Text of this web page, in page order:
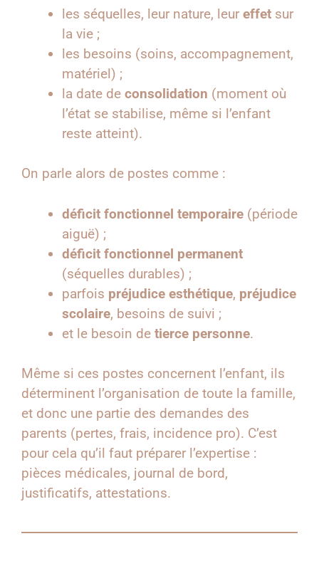
les séquelles, leur nature, leur effet sur
la vie ;
les besoins (soins, accompagnement,
matériel) ;
la date de consolidation (moment où
l’état se stabilise, même si l’enfant
reste atteint).
On parle alors de postes comme :
déficit fonctionnel temporaire (période
aiguë) ;
déficit fonctionnel permanent
(séquelles durables) ;
parfois préjudice esthétique, préjudice
scolaire, besoins de suivi ;
et le besoin de tierce personne.
Même si ces postes concernent l’enfant, ils
déterminent l’organisation de toute la famille,
et donc une partie des demandes des
parents (pertes, frais, incidence pro). C’est
pour cela qu’il faut préparer l’expertise :
pièces médicales, journal de bord,
justificatifs, attestations.